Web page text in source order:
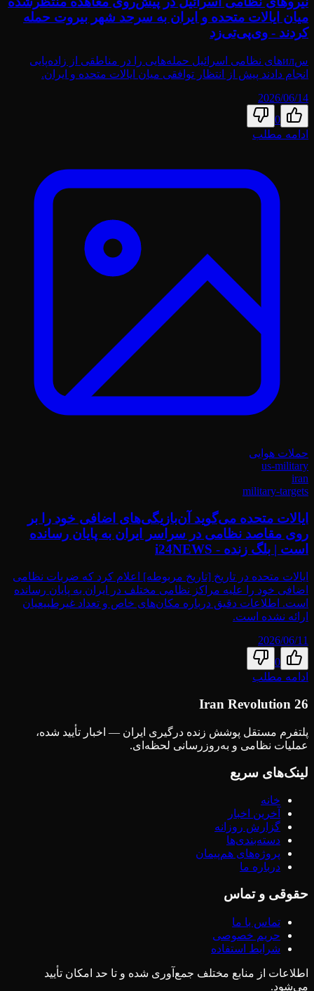
میان ایالات متحده و ایران به سرحد شهر بیروت حمله
کردند - وی‌پی‌تی‌زد
سил‌های نظامی اسرائیل حمله‌هایی را در مناطقی از زاده‌پایی
انجام دادند پیش از انتظار توافقی میان ایالات متحده و ایران.
2026/06/14
0
ادامه مطلب
حملات هوایی
us-military
iran
military-targets
ایالات متحده می‌گوید آن‌بازیگی‌های اضافی خود را بر
روی مقاصد نظامی در سراسر ایران به پایان رسانده
است | بلگ زنده - i24NEWS
ایالات متحده در تاریخ [تاریخ مربوطه] اعلام کرد که ضربات نظامی
اضافی خود را علیه مراکز نظامی مختلف در ایران به پایان رسانده
است. اطلاعات دقیق درباره مکان‌های خاص و تعداد غیرطبیعیان
ارائه نشده است.
2026/06/11
0
ادامه مطلب
Iran Revolution 26
پلتفرم مستقل پوشش زنده درگیری ایران — اخبار تأیید شده،
عملیات نظامی و به‌روزرسانی لحظه‌ای.
لینک‌های سریع
خانه
آخرین اخبار
گزارش روزانه
دسته‌بندی‌ها
پروژه‌های هم‌پیمان
درباره ما
حقوقی و تماس
تماس با ما
حریم خصوصی
شرایط استفاده
اطلاعات از منابع مختلف جمع‌آوری شده و تا حد امکان تأیید
می‌شود.